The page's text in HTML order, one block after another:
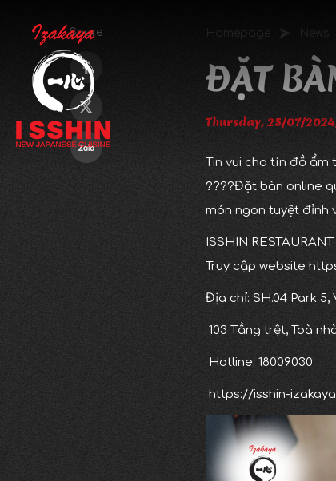
Share Homepage News
ĐẶT
Thursday, 25/07/
Tin vui cho tín đồ ẩm
????Đặt bàn online
món ngon tuyệt đỉnh
ISSHIN RESTAURANT
Truy cập website
Địa chỉ: SH.04 Park 5,
103 Tầng trệt, Toà
Hotline: 18009030
https://isshin-